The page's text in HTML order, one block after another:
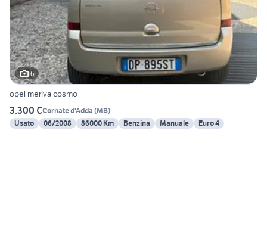
6
opel meriva cosmo
3.300 €Cornate d'Adda (MB)
Usato
06/2008 86000 Km Benzina Manuale Euro 4